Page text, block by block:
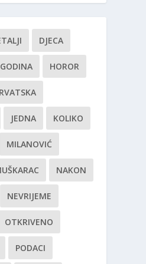
DJECA
GODINA HOROR
JEDNA KOLIKO
MILANOVIĆ
NAKON
NEVRIJEME
OTKRIVENO
PODACI